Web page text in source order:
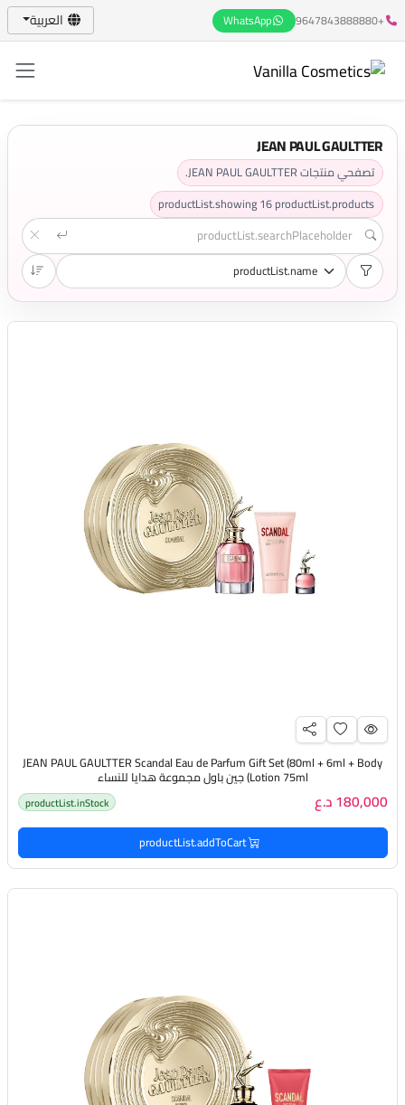
+9647843888880
WhatsApp العربية
JEAN PAUL GAULTTER
تصفحي منتجات JEAN PAUL GAULTTER.
productList.showing16productList.products
JEAN PAUL GAULTTER Scandal Eau de Parfum Gift Set (80ml + 6ml + Body
Lotion 75ml) جين باول مجموعة هدايا للنساء
180,000 د.ع productList.inStock
productList.addToCart